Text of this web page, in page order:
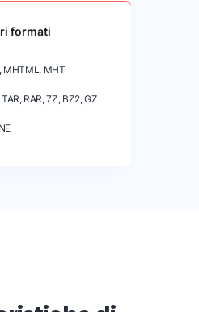
formati
MHT
RAR, 7Z, BZ2, GZ